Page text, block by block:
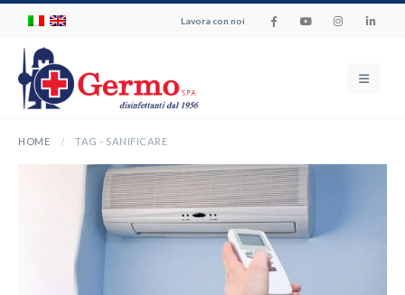
Lavora con noi
HOME TAG - SANIFICARE